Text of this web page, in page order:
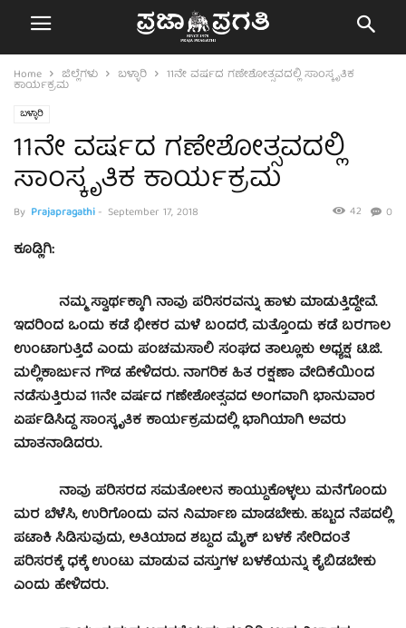
Home ಜಿಲ್ಲೆಗಳು ಬಳ್ಳಾರಿ 11ನೇ ವರ್ಷದ ಗಣೇಶೋತ್ಸವದಲ್ಲಿ ಸಾಂಸ್ಕೃತಿಕ
ಕಾರ್ಯಕ್ರಮ
ಬಳ್ಳಾರಿ
11ನೇ ವರ್ಷದ ಗಣೇಶೋತ್ಸವದಲ್ಲಿ
ಸಾಂಸ್ಕೃತಿಕ ಕಾರ್ಯಕ್ರಮ
By Prajapragathi- September 17, 2018 0
42
ಕೂಡ್ಲಿಗಿ:
ನಮ್ಮ ಸ್ವಾರ್ಥಕ್ಕಾಗಿ ನಾವು ಪರಿಸರವನ್ನು ಹಾಳು ಮಾಡುತ್ತಿದ್ದೇವೆ.
ಇದರಿಂದ ಒಂದು ಕಡೆ ಭೀಕರ ಮಳೆ ಬಂದರೆ, ಮತ್ತೊಂದು ಕಡೆ ಬರಗಾಲ
ಉಂಟಾಗುತ್ತಿದೆ ಎಂದು ಪಂಚಮಸಾಲಿ ಸಂಘದ ತಾಲ್ಲೂಕು ಅಧ್ಯಕ್ಷ ಟಿ.ಜಿ.
ಮಲ್ಲಿಕಾರ್ಜುನ ಗೌಡ ಹೇಳಿದರು. ನಾಗರಿಕ ಹಿತ ರಕ್ಷಣಾ ವೇದಿಕೆಯಿಂದ
ನಡೆಸುತ್ತಿರುವ 11ನೇ ವರ್ಷದ ಗಣೇಶೋತ್ಸವದ ಅಂಗವಾಗಿ ಭಾನುವಾರ
ಏರ್ಪಡಿಸಿದ್ದ ಸಾಂಸ್ಕೃತಿಕ ಕಾರ್ಯಕ್ರಮದಲ್ಲಿ ಭಾಗಿಯಾಗಿ ಅವರು
ಮಾತನಾಡಿದರು.
ನಾವು ಪರಿಸರದ ಸಮತೋಲನ ಕಾಯ್ದುಕೊಳ್ಳಲು ಮನೆಗೊಂದು
ಮರ ಬೆಳೆಸಿ, ಉರಿಗೊಂದು ವನ ನಿರ್ಮಾಣ ಮಾಡಬೇಕು. ಹಬ್ಬದ ನೆಪದಲ್ಲಿ
ಪಟಾಕಿ ಸಿಡಿಸುವುದು, ಅತಿಯಾದ ಶಬ್ದದ ಮೈಕ್ ಬಳಕೆ ಸೇರಿದಂತೆ
ಪರಿಸರಕ್ಕೆ ಧಕ್ಕೆ ಉಂಟು ಮಾಡುವ ವಸ್ತುಗಳ ಬಳಕೆಯನ್ನು ಕೈಬಿಡಬೇಕು
ಎಂದು ಹೇಳಿದರು.